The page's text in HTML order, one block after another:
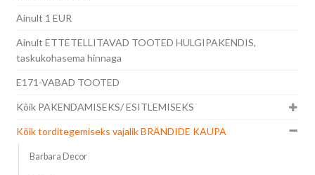
Ainult 1 EUR
Ainult ETTETELLITAVAD TOOTED HULGIPAKENDIS,
taskukohasema hinnaga
E171-VABAD TOOTED
Kõik PAKENDAMISEKS/ ESITLEMISEKS
Kõik torditegemiseks vajalik BRÄNDIDE KAUPA
Barbara Decor